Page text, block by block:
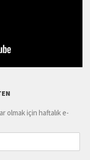
olmak için haftalık e-